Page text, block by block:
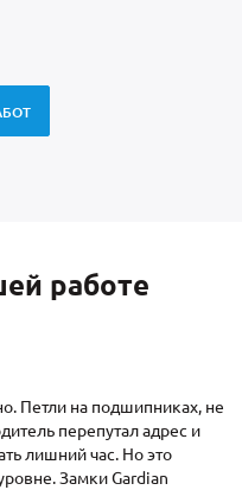
работе
Петли на подшипниках, не
перепутал адрес и
лишний час. Но это
Замки Gardian